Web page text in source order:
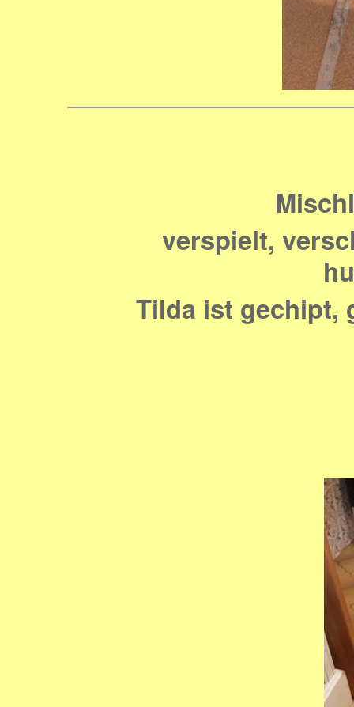
verspielt,
Tilda ist gechipt,